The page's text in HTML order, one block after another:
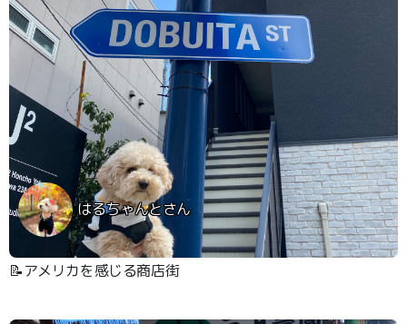
はるちゃんとさん
📝アメリカを感じる商店街